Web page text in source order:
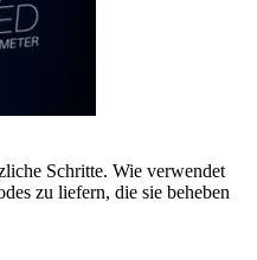
Schritte. Wie verwendet
zu liefern, die sie beheben